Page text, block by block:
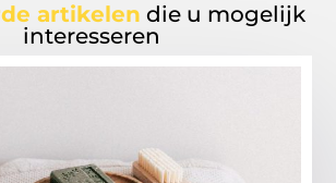
artikelen die u mogelijk
interesseren